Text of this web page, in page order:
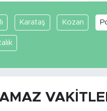
Karataş Kozan